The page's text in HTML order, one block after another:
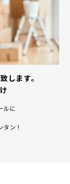
します。
ルに
ン！